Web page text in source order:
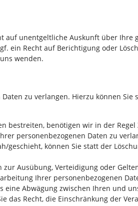
auf unentgeltliche Auskunft über Ihre
ein Recht auf Berichtigung oder
wenden.
zu verlangen. Hierzu können Sie
bestreiten, benötigen wir in der
personenbezogenen Daten zu
geschieht, können Sie statt der
Ausübung, Verteidigung oder
Ihrer personenbezogenen
eine Abwägung zwischen Ihren und
das Recht, die Einschränkung der